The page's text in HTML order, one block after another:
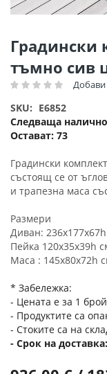
Градински
тъмно сив
Рейтинг:
Остават: 73
SKU
E6852
Следваща
Градински
състоящ се от
и трапезна маса
Размери
Диван:
Пейка 120х35х39h
Маса : 145х80х72h
* Забележка:
- Цената е за 1
- Продуктите са
- Стоките са на
Срок на доставка
Преминете
към
началото
на
със
снимки